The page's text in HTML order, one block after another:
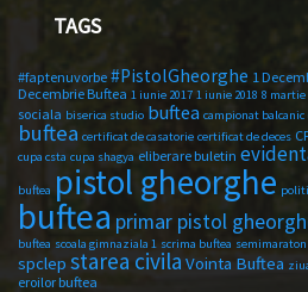
TAGS
#faptenuvorbe #PistolGheorghe 1
Decembrie Buftea 1 iunie 2017 1 iunie 2018 8 martie
sociala biserica studio buftea campionat balcanic
buftea certificat de casatorie certificat de deces
cupa csta cupa shagya eliberare buletin
buftea pistol gheorghe
buftea primar pistol
buftea scoala gimnaziala 1 scrima buftea semimaraton
spclep starea civila Vointa Buftea
eroilor buftea